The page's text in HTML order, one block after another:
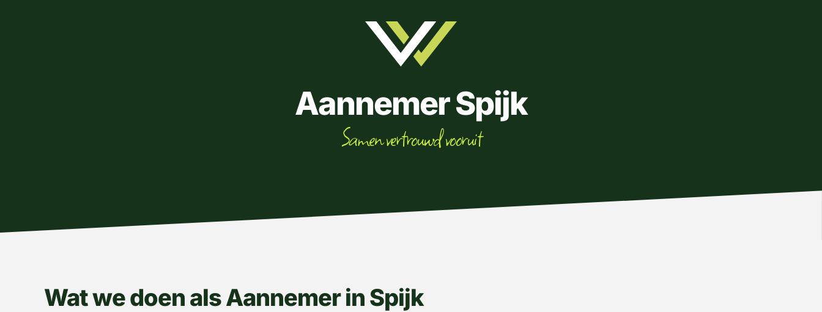
Aannemer Spijk
Samen vertrouwd vooruit
Wat we doen als Aannemer in Spijk